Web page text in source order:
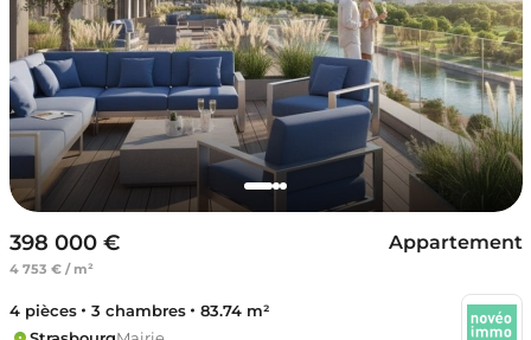
398 000 €
4 753 € / m²
Appartement
4 pièces 3 chambres
83.74 m²